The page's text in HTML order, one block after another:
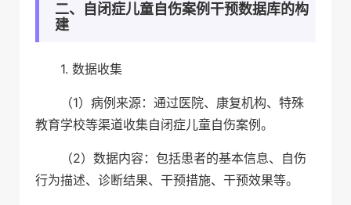
二、自闭症儿童自伤案例干预数据库的构
建
1. 数据收集
（1）病例来源：通过医院、康复机构、特殊
教育学校等渠道收集自闭症儿童自伤案例。
（2）数据内容：包括患者的基本信息、自伤
行为描述、诊断结果、干预措施、干预效果等。